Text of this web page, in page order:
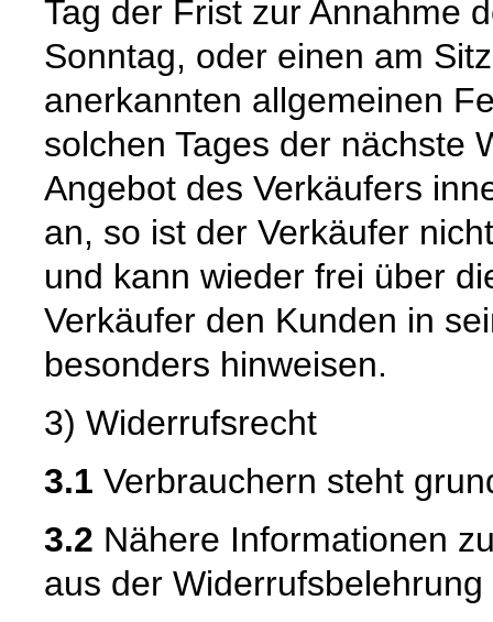
Tag der Frist zur Annahme
Sonntag, oder einen am
anerkannten allgemeinen
solchen Tages der nächste
Angebot des Verkäufers
an, so ist der Verkäufer
und kann wieder frei über
Verkäufer den Kunden in
besonders hinweisen.
3) Widerrufsrecht
3.1 Verbrauchern steht
3.2 Nähere Informationen
aus der